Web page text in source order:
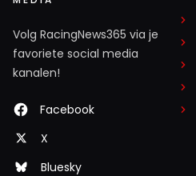
Volg RacingNews365 via je
favoriete social media
kanalen!
Facebook
X
Bluesky